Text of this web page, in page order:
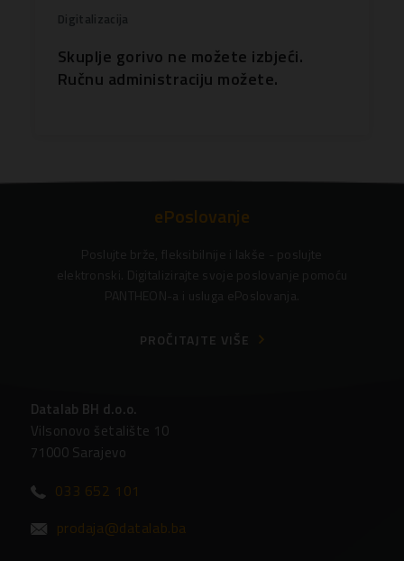
Digitalizacija
Skuplje gorivo ne možete izbjeći.
Ručnu administraciju možete.
ePoslovanje
Poslujte brže, fleksibilnije i lakše - poslujte
elektronski. Digitalizirajte svoje poslovanje pomoću
PANTHEON-a i usluga ePoslovanja.
PROČITAJTE VIŠE
Datalab BH d.o.o.
Vilsonovo šetalište 10
71000 Sarajevo
033 652 101
prodaja@datalab.ba